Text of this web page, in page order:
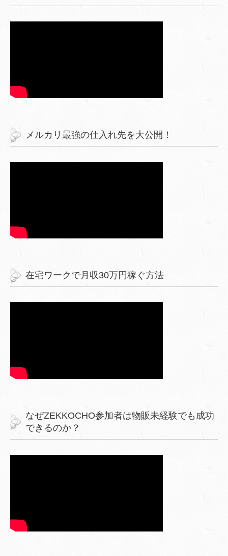
メルカリ最強の仕入れ先を大公開！
在宅ワークで月収30万円稼ぐ方法
なぜZEKKOCHO参加者は物販未経験でも成功
できるのか？